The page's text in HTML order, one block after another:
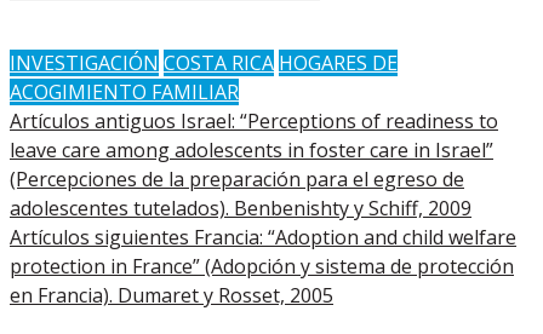
INVESTIGACIÓN COSTA RICA HOGARES DE
ACOGIMIENTO FAMILIAR
Artículos antiguos Israel: “Perceptions of readiness to
leave care among adolescents in foster care in Israel”
(Percepciones de la preparación para el egreso de
adolescentes tutelados). Benbenishty y Schiff, 2009
Artículos siguientes Francia: “Adoption and child welfare
protection in France” (Adopción y sistema de protección
en Francia). Dumaret y Rosset, 2005